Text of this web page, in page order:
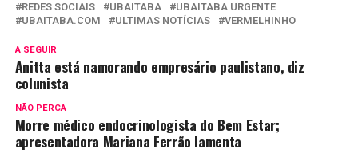
REDES SOCIAIS
UBAITABA
UBAITABA URGENTE
UBAITABA.COM
ULTIMAS NOTÍCIAS VERMELHINHO
A SEGUIR
Anitta está namorando empresário paulistano, diz
colunista
NÃO PERCA
Morre médico endocrinologista do Bem Estar;
apresentadora Mariana Ferrão lamenta